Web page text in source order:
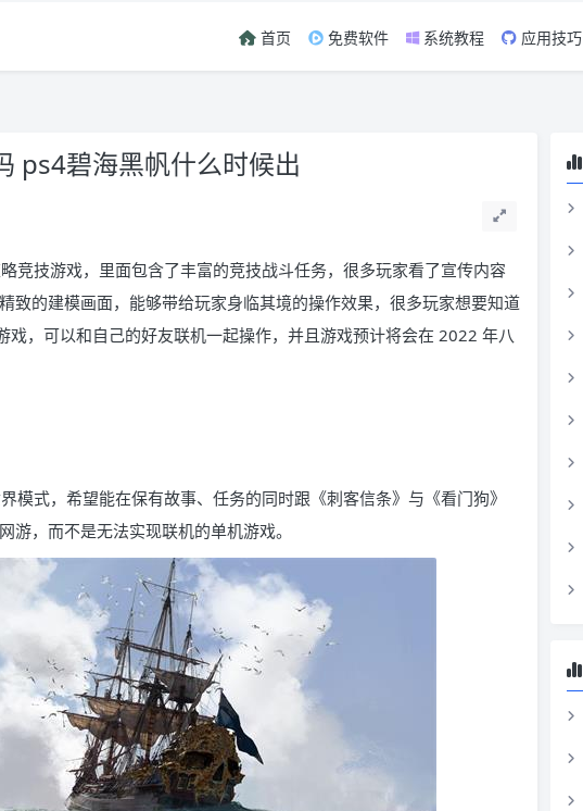
首页 免费软件 系统教程 应用技巧
ps4碧海黑帆什么时候出
竞技游戏，里面包含了丰富的竞技战斗任务，很多玩家看了宣传内容
致的建模画面，能够带给玩家身临其境的操作效果，很多玩家想要知道
戏，可以和自己的好友联机一起操作，并且游戏预计将会在 2022 年八
模式，希望能在保有故事、任务的同时跟《刺客信条》与《看门狗》
游，而不是无法实现联机的单机游戏。